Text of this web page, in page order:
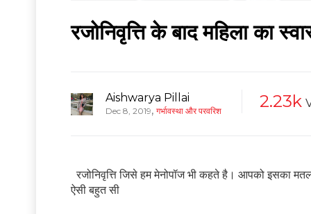
रजोनिवृत्ति के बाद महिला का
Aishwarya Pillai
Dec 8, 2019, गर्भावस्था और परवरिश 2.23k
रजोनिवृत्ति जिसे हम मेनोपॉज भी कहते है। आपको इसका
ऐसी बहुत सी